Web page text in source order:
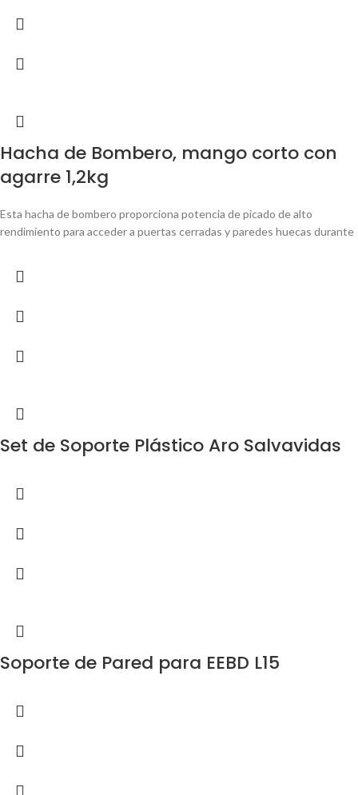
Hacha de Bombero, mango corto con
agarre 1,2kg
Esta hacha de bombero proporciona potencia de picado de alto
rendimiento para acceder a puertas cerradas y paredes huecas durante
Set de Soporte Plástico Aro Salvavidas
Soporte de Pared para EEBD L15